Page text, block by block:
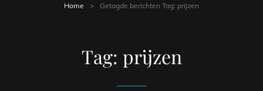
Home > Getagde berichten Tag: prijzen
Tag: prijzen